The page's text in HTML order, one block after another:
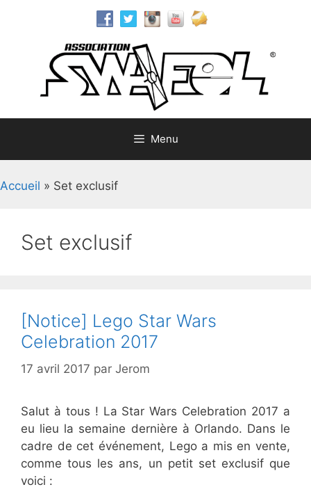
Menu
Accueil » Set exclusif
Set exclusif
[Notice] Lego Star Wars
Celebration 2017
17 avril 2017 par Jerom
Salut à tous ! La Star Wars Celebration 2017 a
eu lieu la semaine dernière à Orlando. Dans le
cadre de cet événement, Lego a mis en vente,
comme tous les ans, un petit set exclusif que
voici :